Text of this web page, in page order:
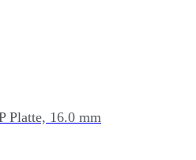
Platte, 16.0 mm